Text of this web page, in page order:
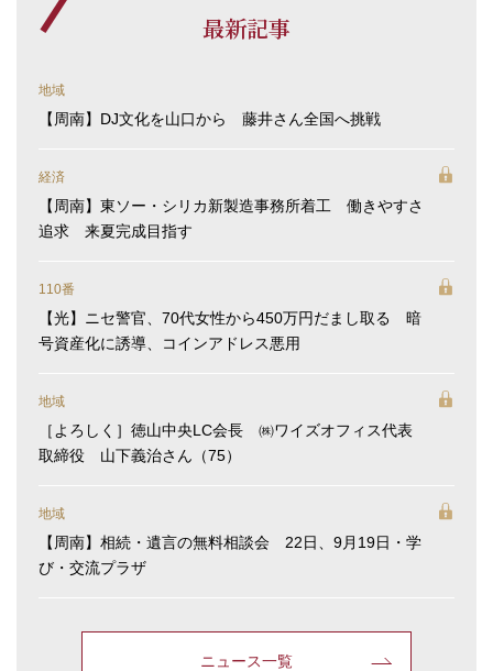
最新記事
地域
【周南】DJ文化を山口から 藤井さん全国へ挑戦
経済
【周南】東ソー・シリカ新製造事務所着工 働きやすさ
追求 来夏完成目指す
110番
【光】ニセ警官、70代女性から450万円だまし取る 暗
号資産化に誘導、コインアドレス悪用
地域
［よろしく］徳山中央LC会長 ㈱ワイズオフィス代表
取締役 山下義治さん（75）
地域
【周南】相続・遺言の無料相談会 22日、9月19日・学
び・交流プラザ
ニュース一覧